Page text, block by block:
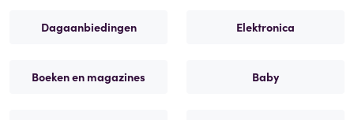
Dagaanbiedingen Elektronica
Boeken en magazines Baby